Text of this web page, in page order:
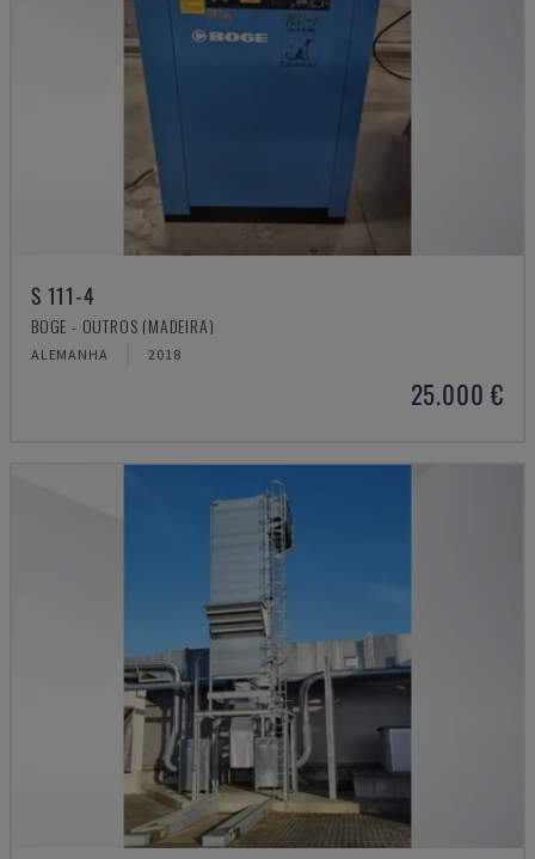
S 111-4
BOGE - OUTROS (MADEIRA)
ALEMANHA 2018
25.000 €